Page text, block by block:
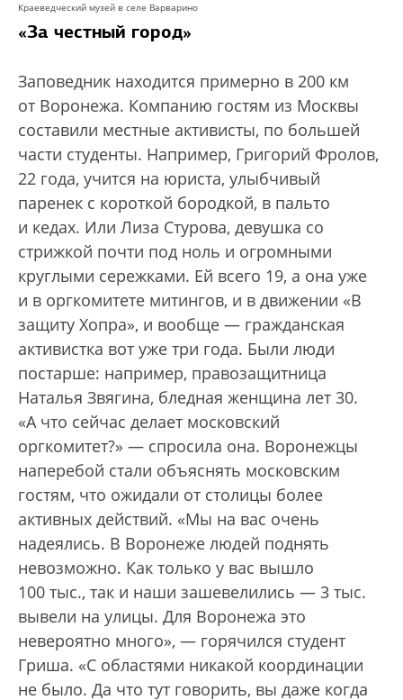
Краеведческий музей в селе Варварино
«За честный город»
Заповедник находится примерно в 200 км
от Воронежа. Компанию гостям из Москвы
составили местные активисты, по большей
части студенты. Например, Григорий Фролов,
22 года, учится на юриста, улыбчивый
паренек с короткой бородкой, в пальто
и кедах. Или Лиза Стурова, девушка со
стрижкой почти под ноль и огромными
круглыми сережками. Ей всего 19, а она уже
и в оргкомитете митингов, и в движении «В
защиту Хопра», и вообще — гражданская
активистка вот уже три года. Были люди
постарше: например, правозащитница
Наталья Звягина, бледная женщина лет 30.
«А что сейчас делает московский
оргкомитет?» — спросила она. Воронежцы
наперебой стали объяснять московским
гостям, что ожидали от столицы более
активных действий. «Мы на вас очень
надеялись. В Воронеже людей поднять
невозможно. Как только у вас вышло
100 тыс., так и наши зашевелились — 3 тыс.
вывели на улицы. Для Воронежа это
невероятно много», — горячился студент
Гриша. «С областями никакой координации
не было. Да что тут говорить, вы даже когда